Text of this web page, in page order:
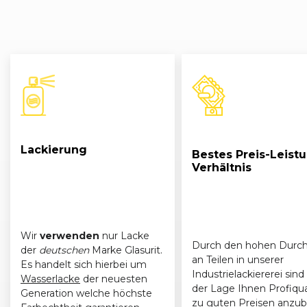
Lackierung
Wir verwenden nur Lacke
der deutschenMarke Glasurit.
Es handelt sich hierbei um
Wasserlacke der neuesten
Generation welche höchste
Bestes Preis-
Verhältnis
Durch den hohen
an Teilen in unserer
Industrielackiererei sind
der Lage Ihnen
zu guten Preisen